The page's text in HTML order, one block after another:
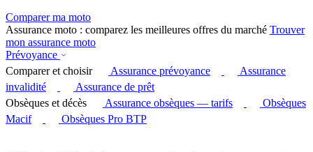
Comparer ma moto
Assurance moto : comparez les meilleures offres du marché Trouver
mon assurance moto
Prévoyance
Comparer et choisir
Assurance prévoyance
Assurance
invalidité
Assurance de prêt
Obsèques et décès
Assurance obsèques — tarifs
Obsèques
Macif
Obsèques Pro BTP